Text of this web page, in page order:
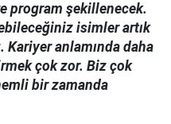
program şekillenecek.
isimler artık
Kariyer anlamında daha
çok zor. Biz çok
bir zamanda